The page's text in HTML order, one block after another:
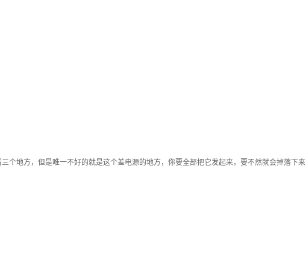
个地方，但是唯一不好的就是这个差电源的地方，你要全部把它发起来，要不然就会掉落下来